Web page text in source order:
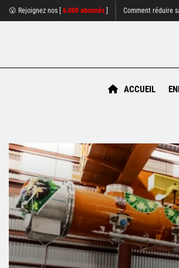
😮 Rejoignez nos [ 6.000 abonnés Comment réduire
ACCUEIL